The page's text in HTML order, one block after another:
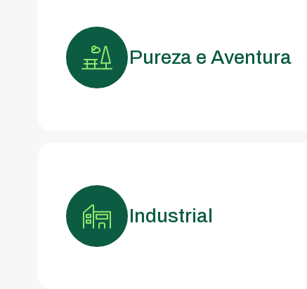
Pureza e Aventura
Industrial